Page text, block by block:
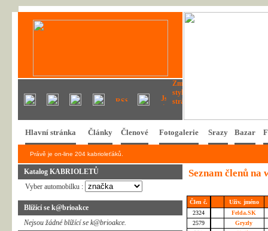
Hlavní stránka Články Členové Fotogalerie Srazy Bazar
Právě je on-line 204 kabrioleťáků.
Katalog KABRIOLETŮ
Vyber automobilku :
Blížící se k@brioakce
Nejsou žádné blížící se k@brioakce.
Seznam členů na
Člen č.
Uživ. jméno
2324
Felda.SK
2579
Gryzly